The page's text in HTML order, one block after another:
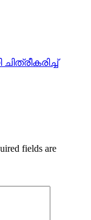
fields are